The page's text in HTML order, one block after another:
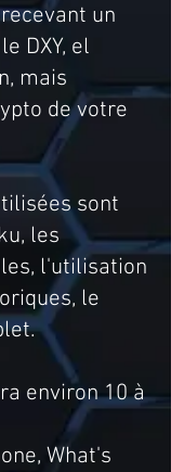
un
DXY, el
mais
de votre
sont
les
l'utilisation
le
environ 10 à
What's